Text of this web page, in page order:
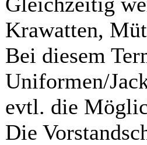
Krawatten,
Bei diesem
Uniformen/
evtl. die
Die